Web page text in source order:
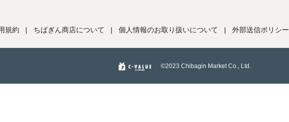
規約 | ちばぎん商店について | 個人情報のお取り扱いについて | 外部送信ポリシー
©️2023 Chibagin Market Co., Ltd.